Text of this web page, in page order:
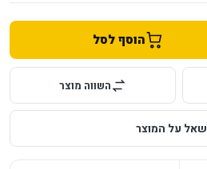
הוסף לסל
השווה מוצר
שאל על המוצר